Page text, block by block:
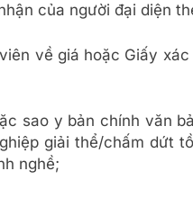
của người đại diện
về giá hoặc Giấy
sao y bản chính văn
giải thể/chấm dứt
nghề;